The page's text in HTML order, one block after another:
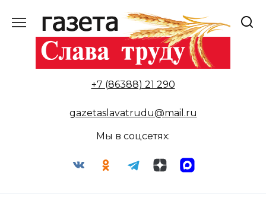
содержанию
+7 (86388) 21 290
gazetaslavatrudu@mail.ru
Мы в соцсетях: